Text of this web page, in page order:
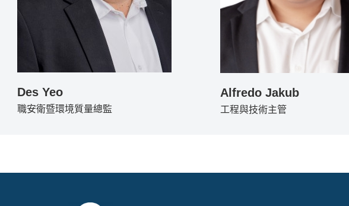
Des Yeo
職安衛暨環境質量總監
Alfredo Jakub
工程與技術主管